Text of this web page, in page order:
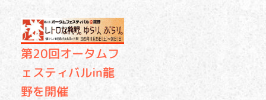
第20回オータムフ
ェスティバルin龍
野を開催